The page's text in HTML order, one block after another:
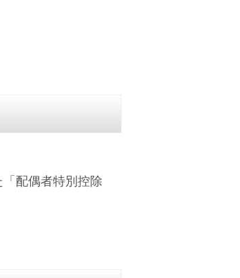
配偶者特別控除